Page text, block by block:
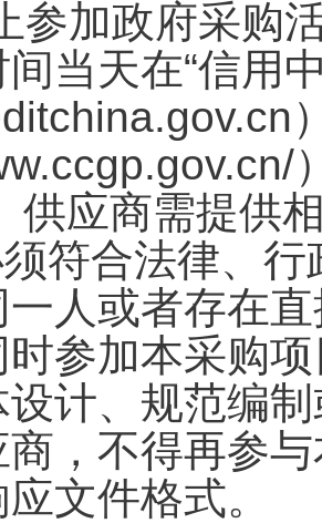
参加政府采购
当天在“信用
供应商需提供
符合法律、
人或者存在
参加本采购
计、规范编
，不得再参
文件格式。